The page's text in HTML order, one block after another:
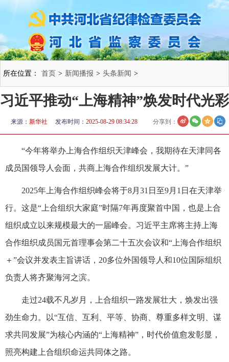
所在位置： 首页 > 新闻播报 > 头条新闻 >
习近平推动“上海精神”焕发时代光彩
来源： 新华社 发布时间： 2025-08-29 08:34:28 分享到：
“今年将举办上海合作组织天津峰会，我期待在天津同各
成员国领导人会面，共商上海合作组织发展大计。”
2025年上海合作组织峰会将于8月31日至9月1日在天津举
行。这是“上合组织大家庭”时隔7年再度聚首中国，也是上合
组织成立以来规模最大的一届峰会。习近平主席将主持上海
合作组织成员国元首理事会第二十五次会议和“上海合作组织
＋”会议并发表主旨讲话，20多位外国领导人和10位国际组织
负责人将齐聚海河之滨。
走过24载不凡岁月，上合组织一路发展壮大，焕发出强
劲生命力。以“互信、互利、平等、协商、尊重多样文明、谋
求共同发展”为核心内涵的“上海精神”，时代价值愈发彰显，
照亮构建上合组织命运共同体之路。